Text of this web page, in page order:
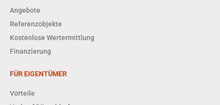
Angebote
Referenzobjekte
Kostenlose Wertermittlung
Finanzierung
FÜR EIGENTÜMER
Vorteile